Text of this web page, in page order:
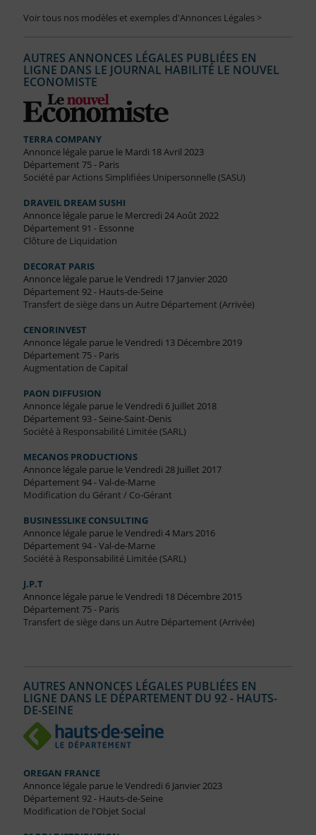
Voir tous nos modèles et exemples d'Annonces Légales >
AUTRES ANNONCES LÉGALES PUBLIÉES EN
LIGNE DANS LE JOURNAL HABILITÉ LE NOUVEL
ECONOMISTE
TERRA COMPANY
Annonce légale parue le Mardi 18 Avril 2023
Département 75 - Paris
Société par Actions Simplifiées Unipersonnelle (SASU)
DRAVEIL DREAM SUSHI
Annonce légale parue le Mercredi 24 Août 2022
Département 91 - Essonne
Clôture de Liquidation
DECORAT PARIS
Annonce légale parue le Vendredi 17 Janvier 2020
Département 92 - Hauts-de-Seine
Transfert de siège dans un Autre Département (Arrivée)
CENORINVEST
Annonce légale parue le Vendredi 13 Décembre 2019
Département 75 - Paris
Augmentation de Capital
PAON DIFFUSION
Annonce légale parue le Vendredi 6 Juillet 2018
Département 93 - Seine-Saint-Denis
Société à Responsabilité Limitée (SARL)
MECANOS PRODUCTIONS
Annonce légale parue le Vendredi 28 Juillet 2017
Département 94 - Val-de-Marne
Modification du Gérant / Co-Gérant
BUSINESSLIKE CONSULTING
Annonce légale parue le Vendredi 4 Mars 2016
Département 94 - Val-de-Marne
Société à Responsabilité Limitée (SARL)
J.P.T
Annonce légale parue le Vendredi 18 Décembre 2015
Département 75 - Paris
Transfert de siège dans un Autre Département (Arrivée)
AUTRES ANNONCES LÉGALES PUBLIÉES EN
LIGNE DANS LE DÉPARTEMENT DU 92 - HAUTS-
DE-SEINE
OREGAN FRANCE
Annonce légale parue le Vendredi 6 Janvier 2023
Département 92 - Hauts-de-Seine
Modification de l'Objet Social